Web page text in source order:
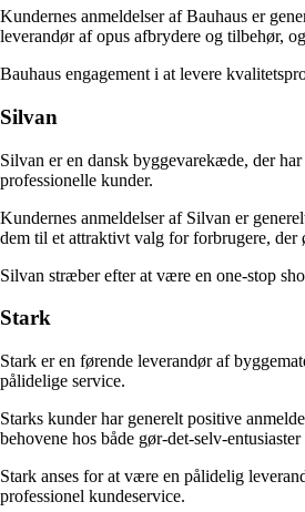
Kundernes anmeldelser af Bauhaus er
leverandør af opus afbrydere og tilbehør,
Bauhaus engagement i at levere
Silvan
Silvan er en dansk byggevarekæde, der
professionelle kunder.
Kundernes anmeldelser af Silvan er
dem til et attraktivt valg for forbrugere, der
Silvan stræber efter at være en one-stop
Stark
Stark er en førende leverandør af
pålidelige service.
Starks kunder har generelt positive
behovene hos både gør-det-selv-
Stark anses for at være en pålidelig
professionel kundeservice.